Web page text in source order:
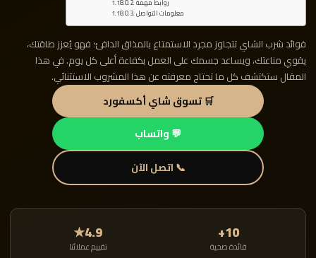
روابط مهمة
معلومات التواصل
فوائد شرب الشاي تتجاوز مجرد الاستمتاع بالمذاق الدافئ؛ فهو يُعزز طاقتك،
يقوي مناعتك، ويساعد جسمك على العمل بكفاءة أعلى كل يوم. في هذا
المقال ستكتشف كل ما تحتاج معرفته عن هذا المشروب الاستثنائي.
🛒 تسوق شاي أكسفورد
💬 واتساب
📞 اتصل الآن
10+
فائدة صحية
4.9★
تقييم عملائنا